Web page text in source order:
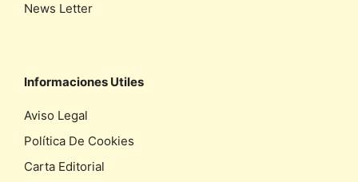
News Letter
Informaciones Utiles
Aviso Legal
Política De Cookies
Carta Editorial